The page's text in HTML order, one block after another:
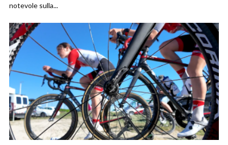
notevole sulla...